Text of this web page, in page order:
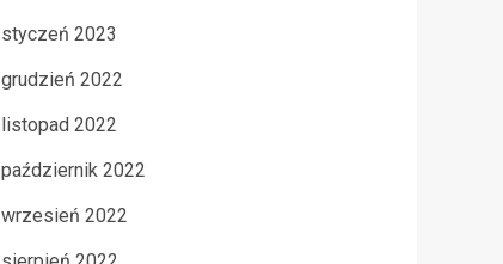
styczeń 2023
grudzień 2022
listopad 2022
październik 2022
wrzesień 2022